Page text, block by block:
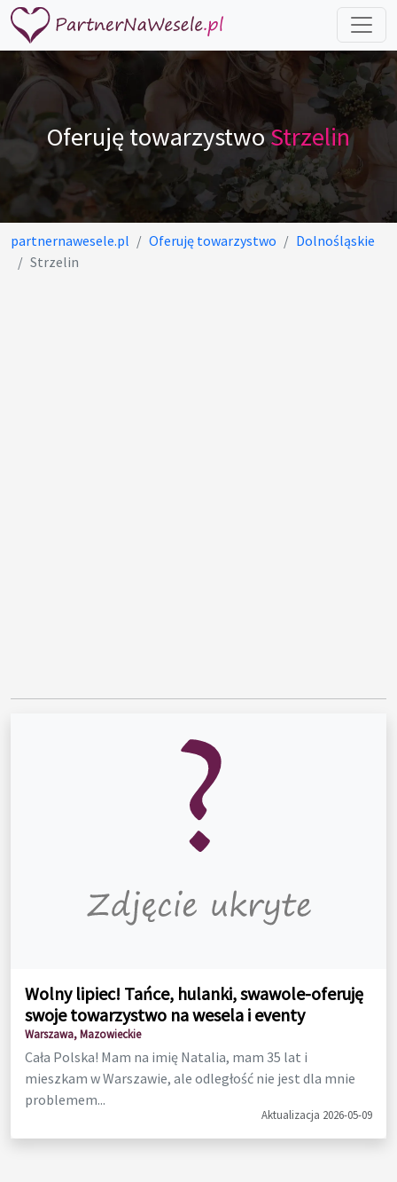
Oferuję towarzystwoStrzelin
partnernawesele.pl Oferuję towarzystwo
Dolnośląskie
Strzelin
Wolny lipiec! Tańce, hulanki, swawole-oferuję
swoje towarzystwo na wesela i eventy
Warszawa, Mazowieckie
Cała Polska! Mam na imię Natalia, mam 35 lat i
mieszkam w Warszawie, ale odległość nie jest dla mnie
problemem...
Aktualizacja 2026-05-09